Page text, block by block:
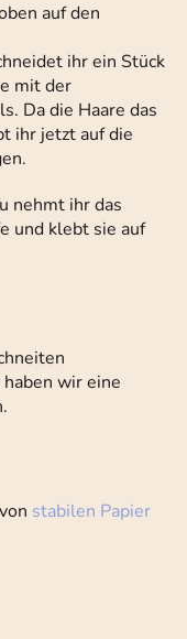
auf den
ihr ein Stück
mit der
Da die Haare das
ihr jetzt auf die
nehmt ihr das
und klebt sie auf
wir eine
stabilen Papier